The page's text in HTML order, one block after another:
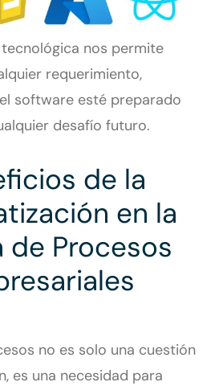
nos permite
requerimiento,
software esté preparado
desafío futuro.
de la
en la
de Procesos
no es solo una cuestión
es una necesidad para